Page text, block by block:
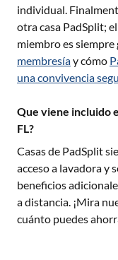
individual.
otra casa PadSplit;
miembro es
membresíay cómo
una convivencia
Que viene incluido
FL?
Casas de PadSplit
acceso a lavadora y
beneficios
a distancia. ¡Mira
cuánto puedes